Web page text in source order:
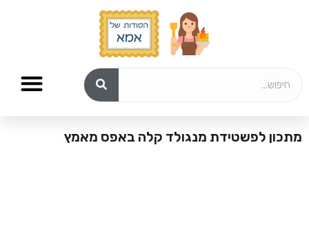
מתכון לפשטידת מנגולד קלה באפס מאמץ